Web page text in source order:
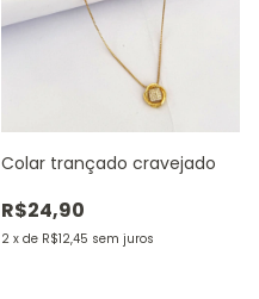
Colar trançado cravejado
R$24,90
2 x de R$12,45 sem juros